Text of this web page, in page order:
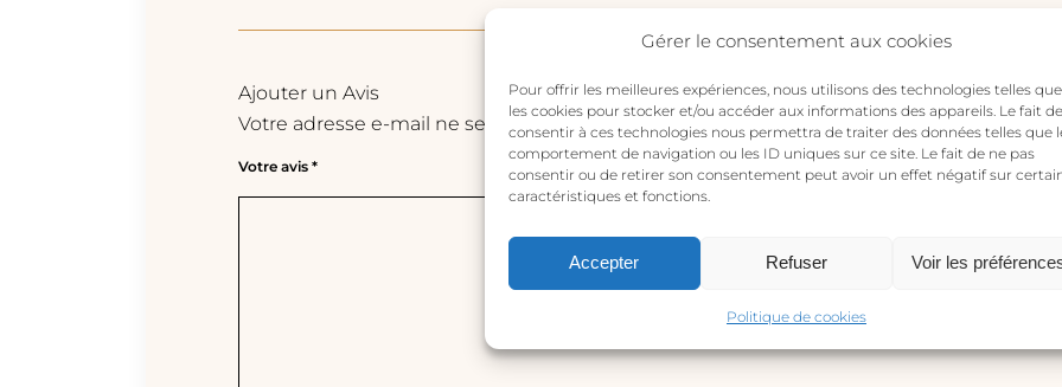
Gérer le consentement aux cookies
Pour offrir les meilleures expériences, nous utilisons des technologies telles que
les cookies pour stocker et/ou accéder aux informations des appareils. Le fait de
consentir à ces technologies nous permettra de traiter des données telles que
comportement de navigation ou les ID uniques sur ce site. Le fait de ne pas
consentir ou de retirer son consentement peut avoir un effet négatif sur
caractéristiques et fonctions.
Accepter Refuser Voir les
Politique de cookies
Ajouter un Avis
Votre adresse e-mail ne sera pas publiée. Les champs obligatoires sont indiqués avec*
Votre avis *